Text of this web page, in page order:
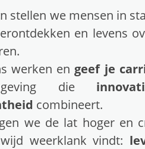
stellen we mensen in
en levens
werken en geef je
die
combineert.
we de lat hoger en
weerklank vindt: